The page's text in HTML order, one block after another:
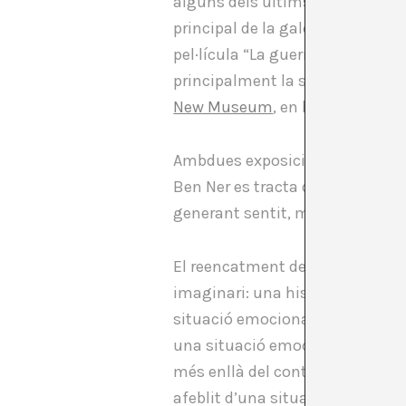
principal de la galeria
pel·lícula “La guerra dels
principalment la seva casa i
New Museum, en la
Ambdues exposicions tracten
Ben Ner es tracta del
generant sentit, malgrat els
El reencatment de Prouvost és
imaginari: una història
situació emocionalment
una situació emocionalment
més enllà del contingut dels
afeblit d’una situació, sinó que